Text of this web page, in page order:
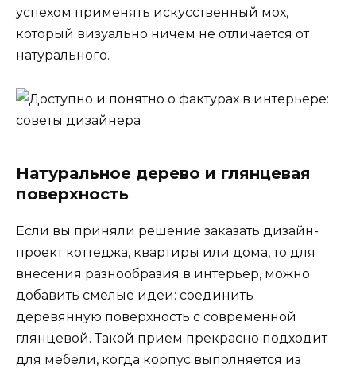
успехом применять искусственный мох,
который визуально ничем не отличается от
натурального.
Натуральное дерево и глянцевая
поверхность
Если вы приняли решение заказать дизайн-
проект коттеджа, квартиры или дома, то для
внесения разнообразия в интерьер, можно
добавить смелые идеи: соединить
деревянную поверхность с современной
глянцевой. Такой прием прекрасно подходит
для мебели, когда корпус выполняется из